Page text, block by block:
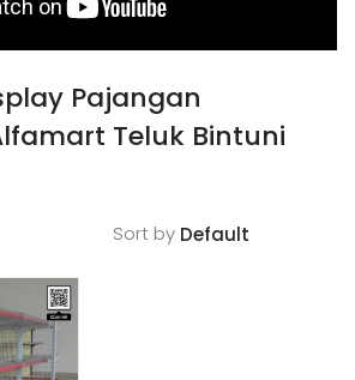
Pajangan
Teluk Bintuni
Sort by